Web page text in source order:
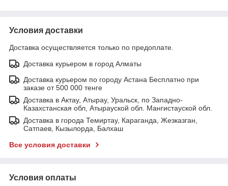
Условия доставки
Доставка осуществляется только по предоплате.
Доставка курьером в город Алматы
Доставка курьером по городу Астана Бесплатно при
заказе от 500 000 тенге
Доставка в Актау, Атырау, Уральск, по Западно-
Казахстанская обл, Атырауской обл. Мангистауской обл.
Доставка в города Темиртау, Караганда, Жезказган,
Сатпаев, Кызылорда, Балхаш
Все условия доставки
Условия оплаты